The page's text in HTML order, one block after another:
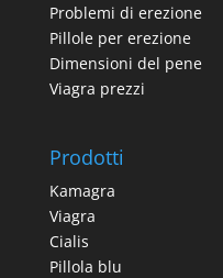
Problemi di erezione
Pillole per erezione
Dimensioni del pene
Viagra prezzi
Prodotti
Kamagra
Viagra
Cialis
Pillola blu